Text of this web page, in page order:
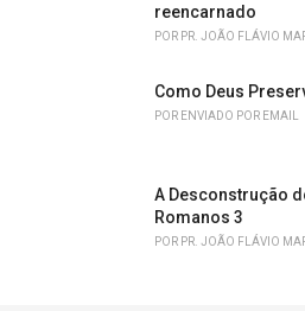
reencarnado
POR PR. JOÃO FLÁVIO
Como Deus
POR ENVIADO POR EMAIL
A Desconstrução
Romanos 3
POR PR. JOÃO FLÁVIO